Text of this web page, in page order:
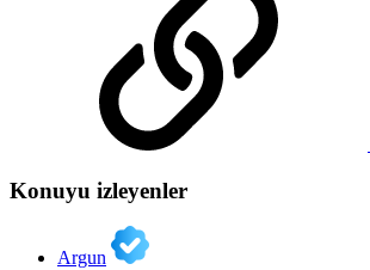
Konuyu izleyenler
Argun